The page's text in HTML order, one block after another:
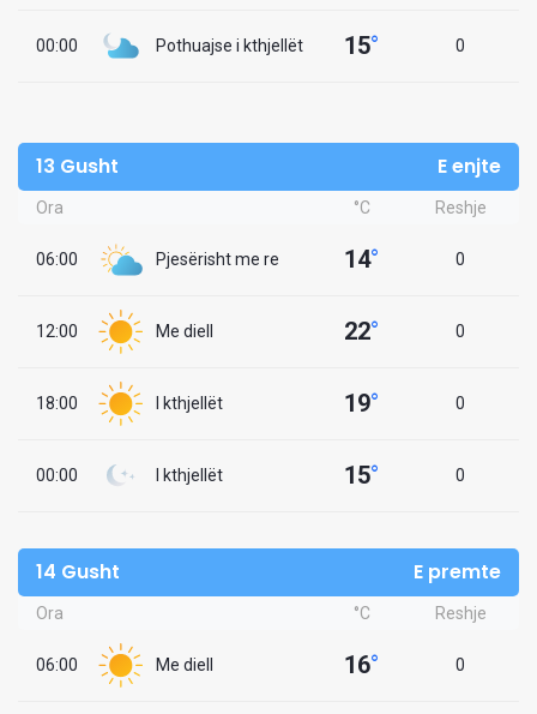
00:00 Pothuajse i kthjellët 15° 0
13 Gusht E enjte
Ora °C Reshje
06:00 Pjesërisht me re 14° 0
12:00 Me diell 22° 0
18:00 I kthjellët 19° 0
00:00 I kthjellët 15° 0
14 Gusht E premte
Ora °C Reshje
06:00 Me diell 16° 0